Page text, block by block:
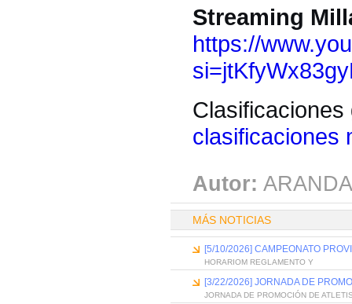
Streaming
https://
clasificaciones
Autor:
MÁS NOTICIAS
[5/10/2026] CAMPEONATO
HORARIOM REGLAMENTO Y
[3/22/2026] JORNADA DE
JORNADA DE PROMOCIÓN DE